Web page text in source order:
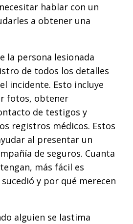
hablar con un
a obtener una
la persona lesionada
de todos los detalles
incidente. Esto incluye
fotos, obtener
de testigos y
registros médicos. Estos
al presentar un
de seguros. Cuanta
más fácil es
y por qué merecen
alguien se lastima